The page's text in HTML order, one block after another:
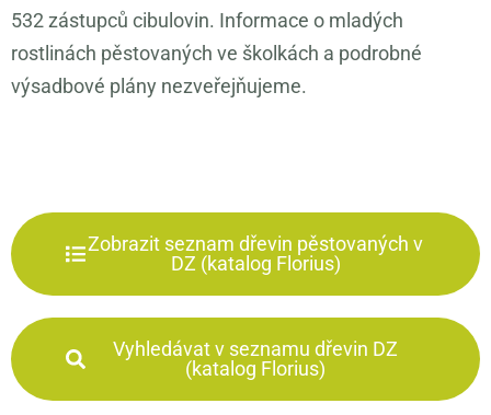
532 zástupců cibulovin. Informace o mladých
rostlinách pěstovaných ve školkách a podrobné
výsadbové plány nezveřejňujeme.
Zobrazit seznam dřevin pěstovaných v
DZ (katalog Florius)
Vyhledávat v seznamu dřevin DZ
(katalog Florius)